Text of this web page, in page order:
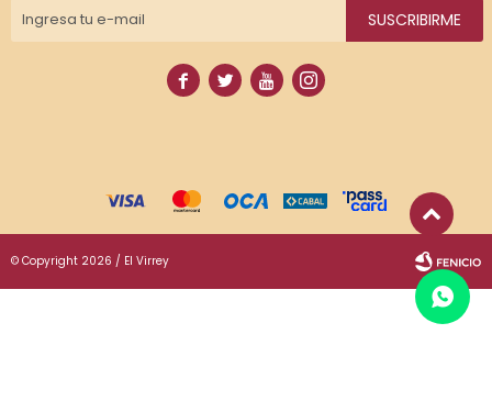
SUSCRIBIRME
   
© Copyright 2026 / El Virrey